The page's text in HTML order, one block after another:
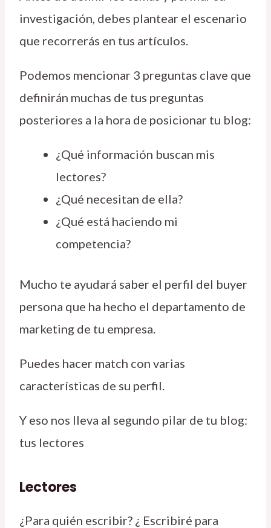
investigación, debes plantear el escenario
que recorrerás en tus artículos.
Podemos mencionar 3 preguntas clave que
definirán muchas de tus preguntas
posteriores a la hora de posicionar tu blog:
¿Qué información buscan mis
lectores?
¿Qué necesitan de ella?
¿Qué está haciendo mi
competencia?
Mucho te ayudará saber el perfil del buyer
persona que ha hecho el departamento de
marketing de tu empresa.
Puedes hacer match con varias
características de su perfil.
Y eso nos lleva al segundo pilar de tu blog:
tus lectores
Lectores
¿Para quién escribir? ¿ Escribiré para